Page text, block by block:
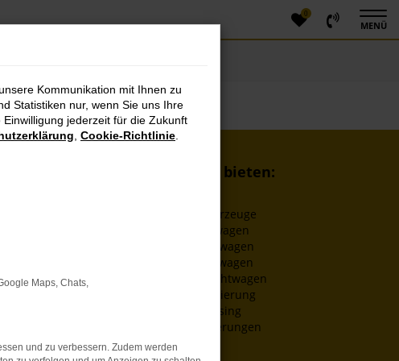
0
MENÜ
Wir bieten:
EU-Fahrzeuge
Neuwagen
Dienstwagen
Jahreswagen
Gebrauchtwagen
Finanzierung
Leasing
Versicherungen
Kommunikation mit Ihnen zu
Statistiken nur, wenn Sie uns Ihre
jederzeit für die Zukunft
Cookie-Richtlinie
Maps, Chats,
und zu verbessern. Zudem werden